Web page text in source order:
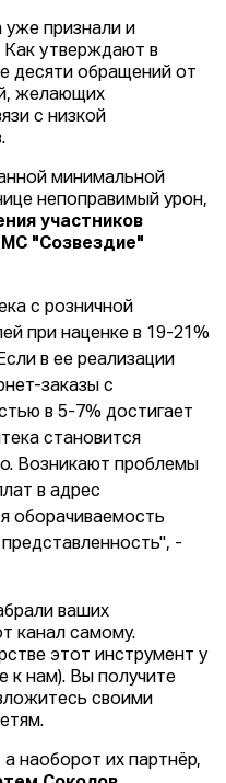
уже признали и
Как утверждают в
десяти обращений от
желающих
с низкой
минимальной
непоправимый урон,
участников
"Созвездие"
с розничной
при наценке в 19-21%
в ее реализации
заказы с
в 5-7% достигает
становится
Возникают проблемы
в адрес
оборачиваемость
-
ваших
канал самому.
этот инструмент у
к нам). Вы получите
своими
наоборот их партнёр,